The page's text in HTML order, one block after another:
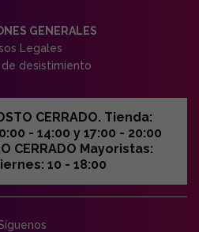
GENERALES
Legales
desistimiento
CERRADO. Tienda:
- 14:00 y 17:00 - 20:00
CERRADO Mayoristas:
10 - 18:00